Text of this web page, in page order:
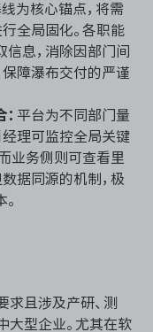
为核心锚点，将需
全局固化。各职能
息，消除因部门间
障瀑布交付的严谨
平台为不同部门量
经理可监控全局关键
业务侧则可查看里
据同源的机制，极
求且涉及产研、测
大型企业。尤其在软